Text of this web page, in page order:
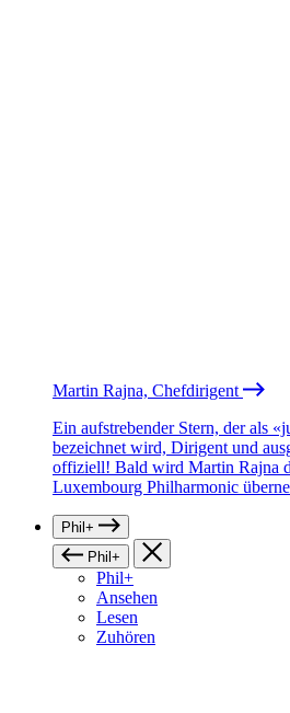
Martin Rajna, Chefdirigent
Ein aufstrebender Stern, der als
bezeichnet wird, Dirigent und
offiziell! Bald wird Martin Rajna
Luxembourg Philharmonic
Phil+
Phil+
Phil+
Ansehen
Lesen
Zuhören